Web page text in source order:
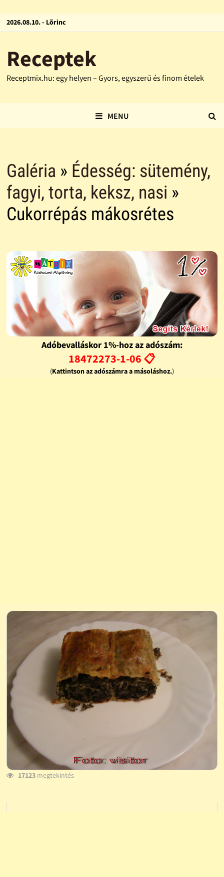
2026.08.10. - Lõrinc
Receptek
Receptmix.hu: egy helyen – Gyors, egyszerű és finom ételek
MENU
Galéria » Édesség: sütemény,
fagyi, torta, keksz, nasi »
Cukorrépás mákosrétes
Adóbevalláskor 1%-hoz az adószám:
18472273-1-06 📋
(Kattintson az adószámra a másoláshoz.)
17123megtekintés